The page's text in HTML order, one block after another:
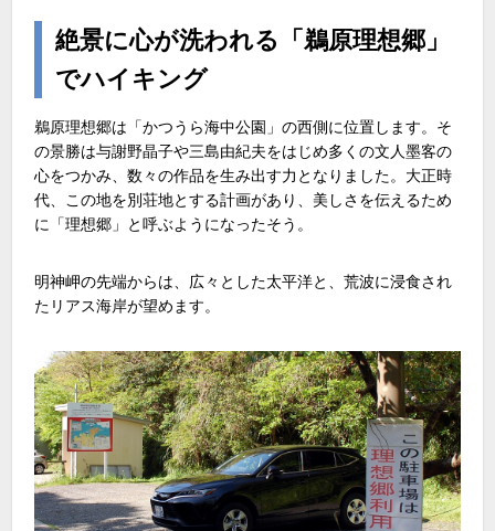
絶景に心が洗われる「鵜原理想郷」
でハイキング
鵜原理想郷は「かつうら海中公園」の西側に位置します。そ
の景勝は与謝野晶子や三島由紀夫をはじめ多くの文人墨客の
心をつかみ、数々の作品を生み出す力となりました。大正時
代、この地を別荘地とする計画があり、美しさを伝えるため
に「理想郷」と呼ぶようになったそう。
明神岬の先端からは、広々とした太平洋と、荒波に浸食され
たリアス海岸が望めます。